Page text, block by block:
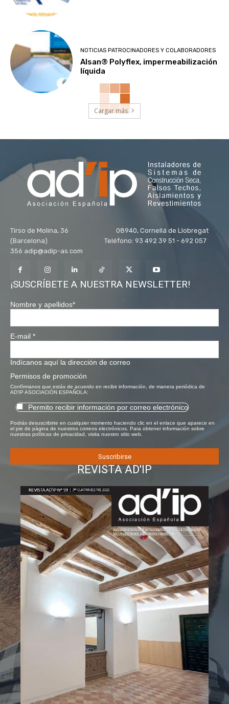
NOTICIAS PATROCINADORES Y COLABORADORES
Alsan® Polyflex, impermeabilización
líquida
Cargar más
Tirso de Molina, 36 08940, Cornellá de Llobregat
(Barcelona) Teléfono: 93 492 39 51 - 692 057
356 adip@adip-as.com
¡SUSCRÍBETE A NUESTRA NEWSLETTER!
Nombre y apellidos*
E-mail *
Indícanos aquí la dirección de correo
Permisos de promoción
Confírmanos que estás de acuerdo en recibir información, de manera periódica de
AD'IP ASOCIACIÓN ESPAÑOLA:
Permito recibir información por correo electrónico
Podrás desuscribirte en cualquier momento haciendo clic en el enlace que aparece en
el pie de página de nuestros correos electrónicos. Para obtener información sobre
nuestras políticas de privacidad, visita nuestro sitio web.
REVISTA AD'IP